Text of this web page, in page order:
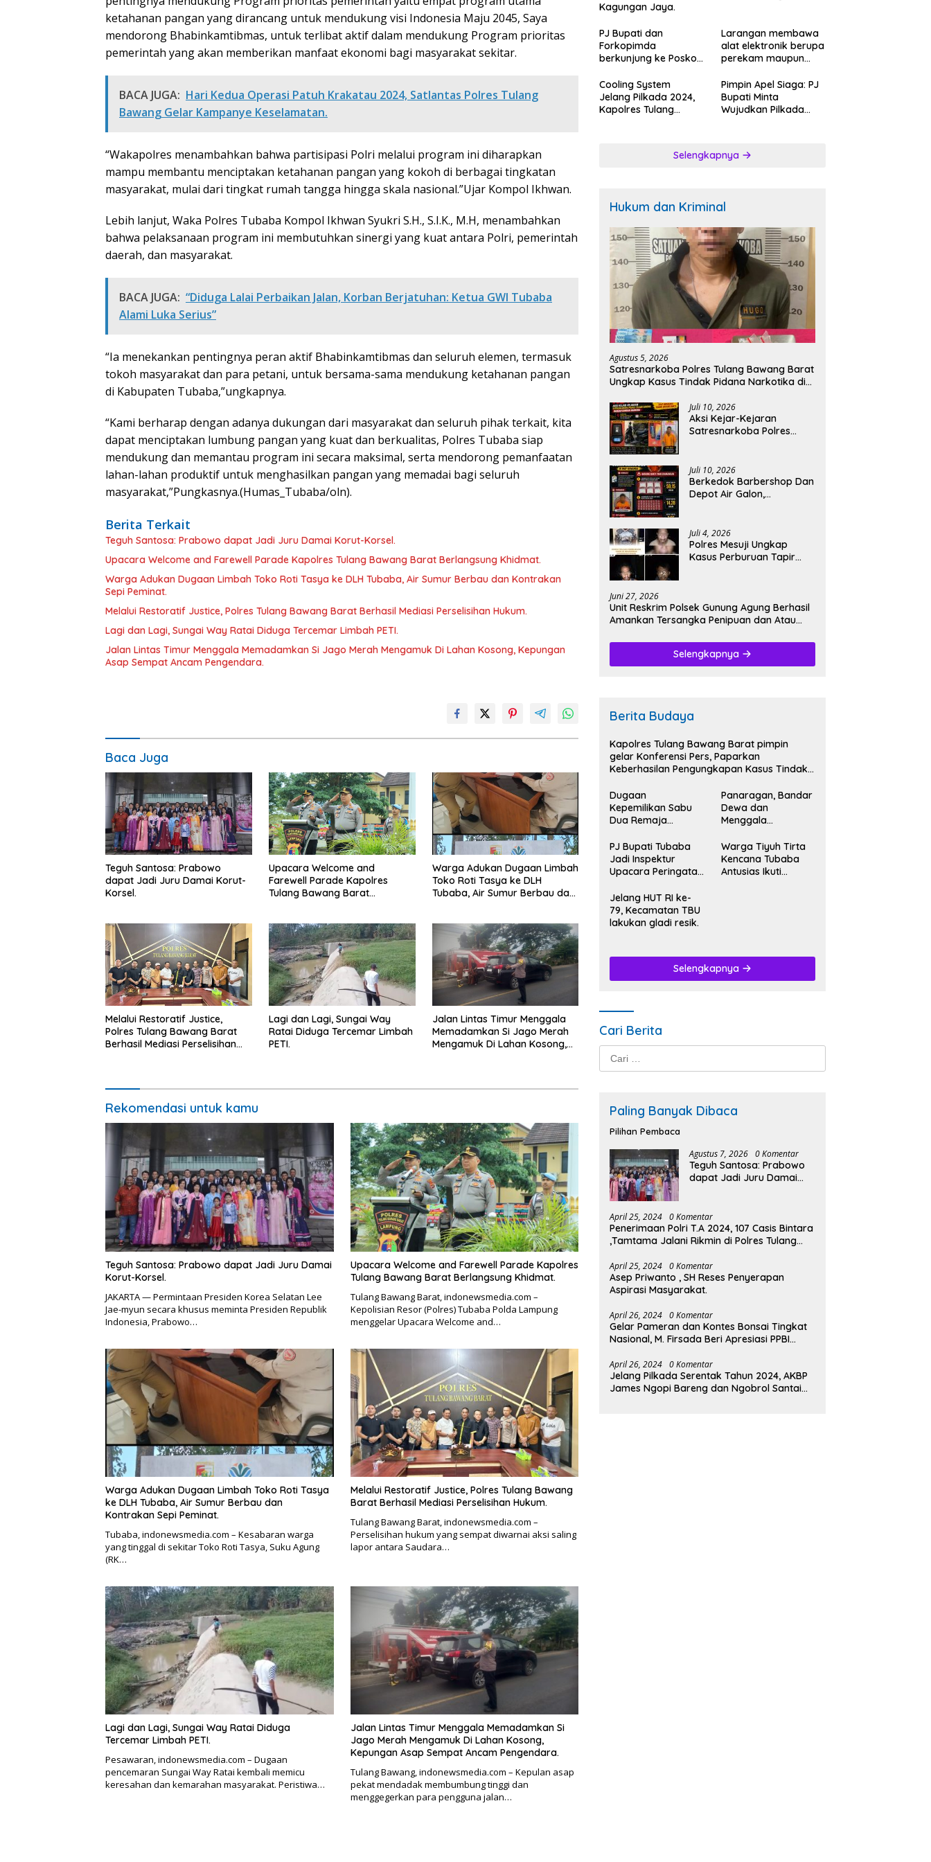
ketahanan pangan yang dirancang untuk mendukung visi Indonesia Maju 2045, Saya
mendorong Bhabinkamtibmas, untuk terlibat aktif dalam mendukung Program prioritas
pemerintah yang akan memberikan manfaat ekonomi bagi masyarakat sekitar.
BACA JUGA: Hari Kedua Operasi Patuh Krakatau 2024, Satlantas Polres Tulang
Bawang Gelar Kampanye Keselamatan.
“Wakapolres menambahkan bahwa partisipasi Polri melalui program ini diharapkan
mampu membantu menciptakan ketahanan pangan yang kokoh di berbagai tingkatan
masyarakat, mulai dari tingkat rumah tangga hingga skala nasional.”Ujar Kompol Ikhwan.
Lebih lanjut, Waka Polres Tubaba Kompol Ikhwan Syukri S.H., S.I.K., M.H, menambahkan
bahwa pelaksanaan program ini membutuhkan sinergi yang kuat antara Polri, pemerintah
daerah, dan masyarakat.
BACA JUGA: “Diduga Lalai Perbaikan Jalan, Korban Berjatuhan: Ketua GWI Tubaba
Alami Luka Serius”
“Ia menekankan pentingnya peran aktif Bhabinkamtibmas dan seluruh elemen, termasuk
tokoh masyarakat dan para petani, untuk bersama-sama mendukung ketahanan pangan
di Kabupaten Tubaba,”ungkapnya.
“Kami berharap dengan adanya dukungan dari masyarakat dan seluruh pihak terkait, kita
dapat menciptakan lumbung pangan yang kuat dan berkualitas, Polres Tubaba siap
mendukung dan memantau program ini secara maksimal, serta mendorong pemanfaatan
lahan-lahan produktif untuk menghasilkan pangan yang memadai bagi seluruh
masyarakat,”Pungkasnya.(Humas_Tubaba/oln).
Berita Terkait
Teguh Santosa: Prabowo dapat Jadi Juru Damai Korut-Korsel.
Upacara Welcome and Farewell Parade Kapolres Tulang Bawang Barat Berlangsung Khidmat.
Warga Adukan Dugaan Limbah Toko Roti Tasya ke DLH Tubaba, Air Sumur Berbau dan Kontrakan
Sepi Peminat.
Melalui Restoratif Justice, Polres Tulang Bawang Barat Berhasil Mediasi Perselisihan Hukum.
Lagi dan Lagi, Sungai Way Ratai Diduga Tercemar Limbah PETI.
Jalan Lintas Timur Menggala Memadamkan Si Jago Merah Mengamuk Di Lahan Kosong, Kepungan
Asap Sempat Ancam Pengendara.
Baca Juga
Teguh Santosa: Prabowo
dapat Jadi Juru Damai Korut-
Korsel.
Upacara Welcome and
Farewell Parade Kapolres
Tulang Bawang Barat
Warga Adukan Dugaan Limbah
Toko Roti Tasya ke DLH
Tubaba, Air Sumur Berbau dan
Melalui Restoratif Justice,
Polres Tulang Bawang Barat
Berhasil Mediasi Perselisihan
Lagi dan Lagi, Sungai Way
Ratai Diduga Tercemar Limbah
PETI.
Jalan Lintas Timur Menggala
Memadamkan Si Jago Merah
Mengamuk Di Lahan Kosong,
Rekomendasi untuk kamu
Teguh Santosa: Prabowo dapat Jadi Juru Damai
Korut-Korsel.
JAKARTA — Permintaan Presiden Korea Selatan Lee
Jae-myun secara khusus meminta Presiden Republik
Indonesia, Prabowo…
Upacara Welcome and Farewell Parade Kapolres
Tulang Bawang Barat Berlangsung Khidmat.
Tulang Bawang Barat, indonewsmedia.com –
Kepolisian Resor (Polres) Tubaba Polda Lampung
menggelar Upacara Welcome and…
Warga Adukan Dugaan Limbah Toko Roti Tasya
ke DLH Tubaba, Air Sumur Berbau dan
Kontrakan Sepi Peminat.
Tubaba, indonewsmedia.com – Kesabaran warga
yang tinggal di sekitar Toko Roti Tasya, Suku Agung
(RK…
Melalui Restoratif Justice, Polres Tulang Bawang
Barat Berhasil Mediasi Perselisihan Hukum.
Tulang Bawang Barat, indonewsmedia.com –
Perselisihan hukum yang sempat diwarnai aksi saling
lapor antara Saudara…
Lagi dan Lagi, Sungai Way Ratai Diduga
Tercemar Limbah PETI.
Pesawaran, indonewsmedia.com – Dugaan
pencemaran Sungai Way Ratai kembali memicu
keresahan dan kemarahan masyarakat. Peristiwa…
Jalan Lintas Timur Menggala Memadamkan Si
Jago Merah Mengamuk Di Lahan Kosong,
Kepungan Asap Sempat Ancam Pengendara.
Tulang Bawang, indonewsmedia.com – Kepulan asap
pekat mendadak membumbung tinggi dan
menggegerkan para pengguna jalan…
Kagungan Jaya.
PJ Bupati dan
Forkopimda
berkunjung ke Posko
Kotak Kosong:ini
tanggapan Jubir
R2TB.
Larangan membawa
alat elektronik berupa
perekam maupun
mencoblos di bilik
suara.
Cooling System
Jelang Pilkada 2024,
Kapolres Tulang
Bupati dan Posko
Pimpin Apel Siaga: PJ
Bupati Minta
Wujudkan Pilkada
Selengkapnya
Hukum dan Kriminal
Agustus 5, 2026
Satresnarkoba Polres Tulang Bawang Barat
Ungkap Kasus Tindak Pidana Narkotika di
Juli 10, 2026
Aksi Kejar-Kejaran
Satresnarkoba Polres
Di bekuk Saat Berusaha
Buang Barang Bukti.
Juli 10, 2026
Berkedok Barbershop Dan
Depot Air Galon,
Dugaan Gudang Sabu di
Way Kenanga.
Juli 4, 2026
‎Polres Mesuji Ungkap
Kasus Perburuan Tapir
Juni 27, 2026
Unit Reskrim Polsek Gunung Agung Berhasil
Amankan Tersangka Penipuan dan Atau
Selengkapnya
Berita Budaya
Kapolres Tulang Bawang Barat pimpin
gelar Konferensi Pers, Paparkan
Keberhasilan Pengungkapan Kasus Tindak
Dugaan
Kepemilikan Sabu
Dua Remaja
Satresnarkoba
Polres Tubaba.
Panaragan, Bandar
Dewa dan
Menggala
Kibarkan Semangat
Kemerdekaan HUT
RI Ke-79.
PJ Bupati Tubaba
Jadi Inspektur
Upacara Peringatan
Warga Tiyuh Tirta
Kencana Tubaba
Antusias Ikuti
Jelang HUT RI ke-
79, Kecamatan TBU
lakukan gladi resik.
Selengkapnya
Cari Berita
Cari
untuk:
Paling Banyak Dibaca
Pilihan Pembaca
Agustus 7, 2026 0 Komentar
Teguh Santosa: Prabowo
dapat Jadi Juru Damai
April 25, 2024 0 Komentar
Penerimaan Polri T.A 2024, 107 Casis Bintara
,Tamtama Jalani Rikmin di Polres Tulang
April 25, 2024 0 Komentar
Asep Priwanto , SH Reses Penyerapan
Aspirasi Masyarakat.
April 26, 2024 0 Komentar
Gelar Pameran dan Kontes Bonsai Tingkat
Nasional, M. Firsada Beri Apresiasi PPBI
April 26, 2024 0 Komentar
Jelang Pilkada Serentak Tahun 2024, AKBP
James Ngopi Bareng dan Ngobrol Santai